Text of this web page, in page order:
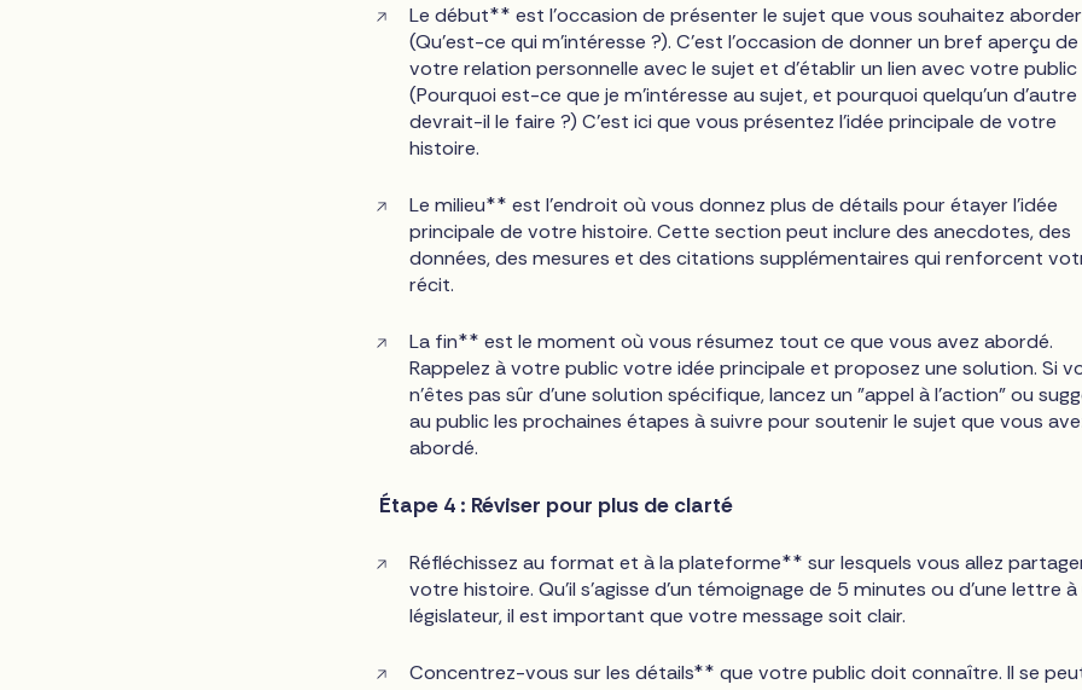
Le début** est l'occasion de présenter le sujet que vous souhaitez aborder
(Qu'est-ce qui m'intéresse ?). C'est l'occasion de donner un bref aperçu de
votre relation personnelle avec le sujet et d'établir un lien avec votre public
(Pourquoi est-ce que je m'intéresse au sujet, et pourquoi quelqu'un d'autre
devrait-il le faire ?) C'est ici que vous présentez l'idée principale de votre
histoire.
Le milieu** est l'endroit où vous donnez plus de détails pour étayer l'idée
principale de votre histoire. Cette section peut inclure des anecdotes, des
données, des mesures et des citations supplémentaires qui renforcent
récit.
La fin** est le moment où vous résumez tout ce que vous avez abordé.
Rappelez à votre public votre idée principale et proposez une solution. Si
n'êtes pas sûr d'une solution spécifique, lancez un "appel à l'action" ou
au public les prochaines étapes à suivre pour soutenir le sujet que vous
abordé.
Étape 4 : Réviser pour plus de clarté
Réfléchissez au format et à la plateforme** sur lesquels vous allez
votre histoire. Qu'il s'agisse d'un témoignage de 5 minutes ou d'une lettre à
législateur, il est important que votre message soit clair.
Concentrez-vous sur les détails** que votre public doit connaître. Il se